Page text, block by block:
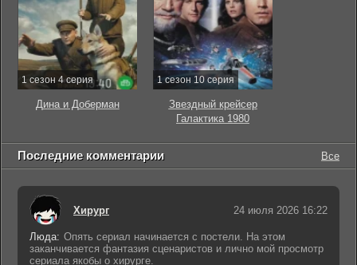
1 сезон 4 серия
Дина и Доберман
1 сезон 10 серия
Звездный крейсер
Галактика 1980
Последние комментарии Все
Хирург 24 июля 2026 16:22
Люда: Опять сериал начинается с постели. На этом
заканчивается фантазия сценаристов и лично мой просмотр
сериала якобы о хирурге.